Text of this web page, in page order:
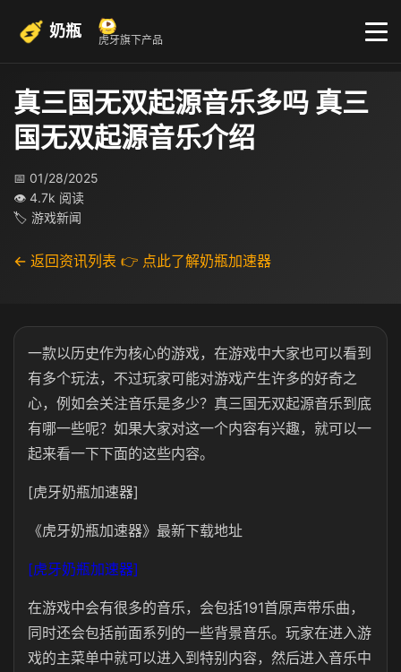
奶瓶 虎牙旗下产品
真三国无双起源音乐多吗 真三
国无双起源音乐介绍
📅 01/28/2025
👁 4.7k 阅读
🏷 游戏新闻
← 返回资讯列表 👉 点此了解奶瓶加速器
一款以历史作为核心的游戏，在游戏中大家也可以看到
有多个玩法，不过玩家可能对游戏产生许多的好奇之
心，例如会关注音乐是多少？真三国无双起源音乐到底
有哪一些呢？如果大家对这一个内容有兴趣，就可以一
起来看一下下面的这些内容。
[虎牙奶瓶加速器]
《虎牙奶瓶加速器》最新下载地址
[虎牙奶瓶加速器]
在游戏中会有很多的音乐，会包括191首原声带乐曲，
同时还会包括前面系列的一些背景音乐。玩家在进入游
戏的主菜单中就可以进入到特别内容，然后进入音乐中